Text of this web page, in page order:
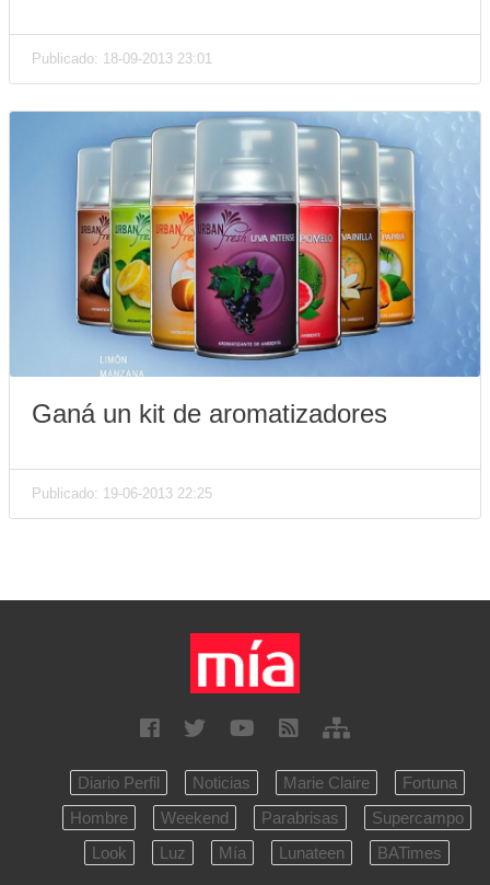
Publicado: 18-09-2013 23:01
Ganá un kit de aromatizadores
Publicado: 19-06-2013 22:25
Diario Perfil Noticias Marie Claire
Fortuna
Hombre
Weekend Parabrisas
Supercampo
Look
Luz Mía Lunateen BATimes